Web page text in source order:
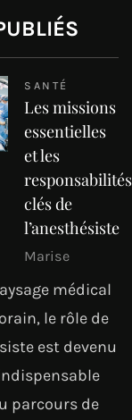
SANTÉ
Les missions
essentielles
et les
responsabilités
clés de
l’anesthésiste
Marise
médical
le rôle de
est devenu
parcours de